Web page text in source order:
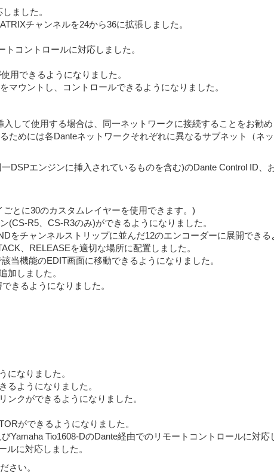
ました。
チャンネルを24から36に拡張しました。
コントロールに対応しました。
用できるようになりました。
マウントし、コントロールできるようになりました。
して使用する場合は、同一ネットワークに接続することをお勧
ためには各Danteネットワークそれぞれに異なるサブネット（ネ
DSPエンジンに挿入されているものを含む)のDante Control ID、
とに30のカスタムレイヤーを使用できます。)
R5、CS-R3のみ)ができるようになりました。
をチャンネルストリップに並んだ12のエンコーダーに展開できる
、RELEASEを適切な場所に配置しました。
当機能のEDIT画面に移動できるようになりました。
加しました。
きるようになりました。
になりました。
るようになりました。
クができるようになりました。
ができるようになりました。
Tio1608-DのDante経由でのリモートコントロールに対応
ルに対応しました。
さい。